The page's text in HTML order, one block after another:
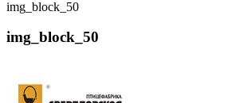
img_block_50
img_block_50